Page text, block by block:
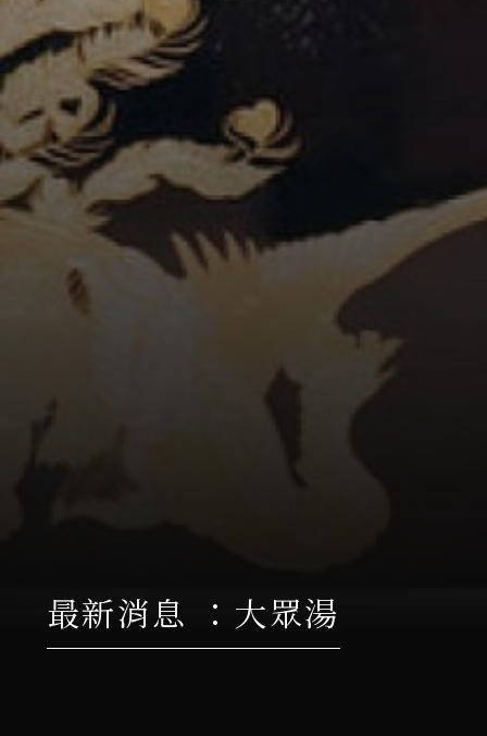
最新消息 ：大眾湯